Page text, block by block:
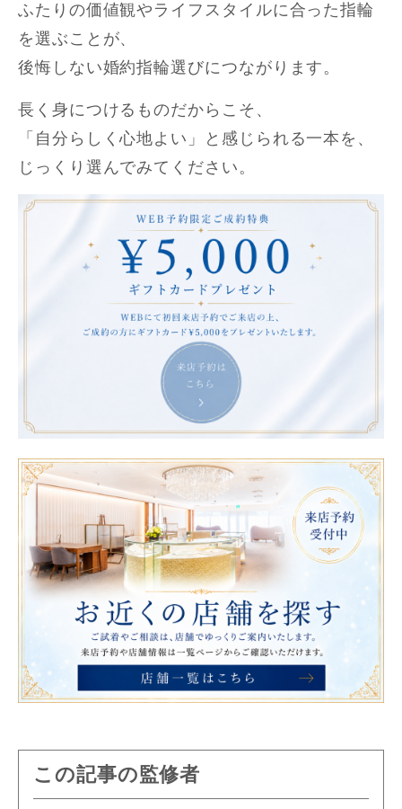
ふたりの価値観やライフスタイルに合った指輪
を選ぶことが、
後悔しない婚約指輪選びにつながります。
長く身につけるものだからこそ、
「自分らしく心地よい」と感じられる一本を、
じっくり選んでみてください。
この記事の監修者